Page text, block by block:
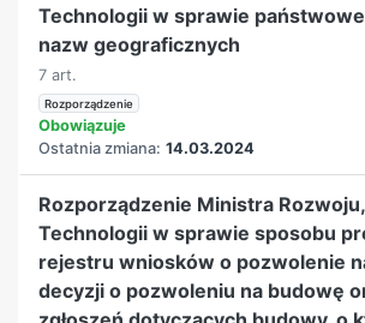
Technologii w sprawie
nazw geograficznych
7 art.
Rozporządzenie
Obowiązuje
Ostatnia zmiana: 14.03.2024
Rozporządzenie Ministra
Technologii w sprawie sposobu
rejestru wniosków o pozwolenie
decyzji o pozwoleniu na budowę